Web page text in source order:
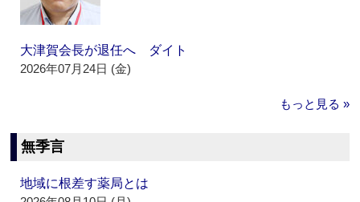
大津賀会長が退任へ ダイト
2026年07月24日 (金)
もっと見る »
無季言
地域に根差す薬局とは